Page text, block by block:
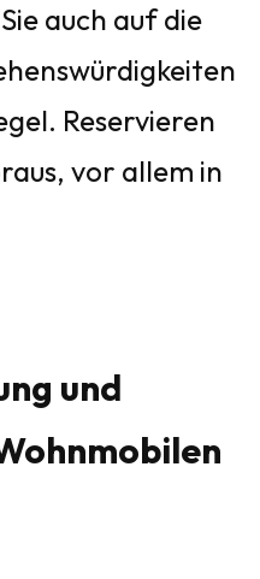
auch auf die
Reservieren
vor allem in
und